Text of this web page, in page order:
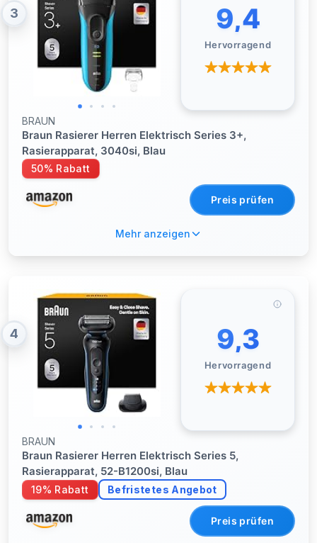
3 9,4
Hervorragend
BRAUN
Braun Rasierer Herren Elektrisch Series 3+,
Rasierapparat, 3040si, Blau
50% Rabatt
Preis prüfen
Mehr anzeigen
4 9,3
Hervorragend
BRAUN
Braun Rasierer Herren Elektrisch Series 5,
Rasierapparat, 52-B1200si, Blau
19% Rabatt Befristetes Angebot
Preis prüfen